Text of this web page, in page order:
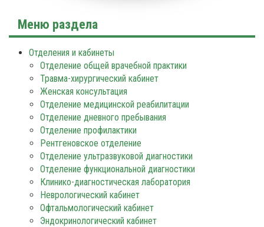
Меню раздела
Отделения и кабинеты
Отделение общей врачебной практики
Травма-хирургический кабинет
Женская консультация
Отделение медицинской реабилитации
Отделение дневного пребывания
Отделение профилактики
Рентгеновское отделение
Отделение ультразвуковой диагностики
Отделение функциональной диагностики
Клинико-диагностическая лаборатория
Неврологический кабинет
Офтальмологический кабинет
Эндокринологический кабинет